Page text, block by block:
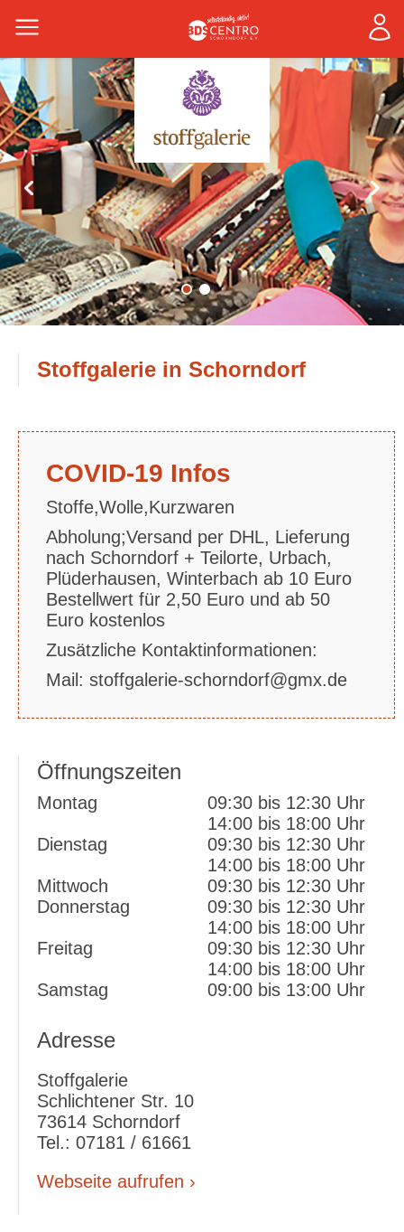
Stoffgalerie in Schorndorf
COVID-19 Infos
Stoffe,Wolle,Kurzwaren
Abholung;Versand per DHL, Lieferung
nach Schorndorf + Teilorte, Urbach,
Plüderhausen, Winterbach ab 10 Euro
Bestellwert für 2,50 Euro und ab 50
Euro kostenlos
Zusätzliche Kontaktinformationen:
Mail: stoffgalerie-schorndorf@gmx.de
Öffnungszeiten
Montag
09:30 bis 12:30 Uhr
14:00 bis 18:00 Uhr
Dienstag
09:30 bis 12:30 Uhr
14:00 bis 18:00 Uhr
Mittwoch
09:30 bis 12:30 Uhr
Donnerstag
09:30 bis 12:30 Uhr
14:00 bis 18:00 Uhr
Freitag
09:30 bis 12:30 Uhr
14:00 bis 18:00 Uhr
Samstag
09:00 bis 13:00 Uhr
Adresse
Stoffgalerie
Schlichtener Str. 10
73614 Schorndorf
Tel.: 07181 / 61661
Webseite aufrufen ›